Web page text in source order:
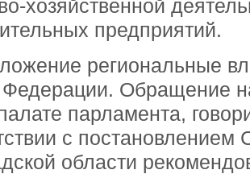
хозяйственной
предприятий.
региональные
Федерации. Обращение
парламента,
с постановлением
области